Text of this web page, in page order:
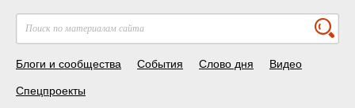
Блоги и сообщества События Слово дня Видео
Спецпроекты